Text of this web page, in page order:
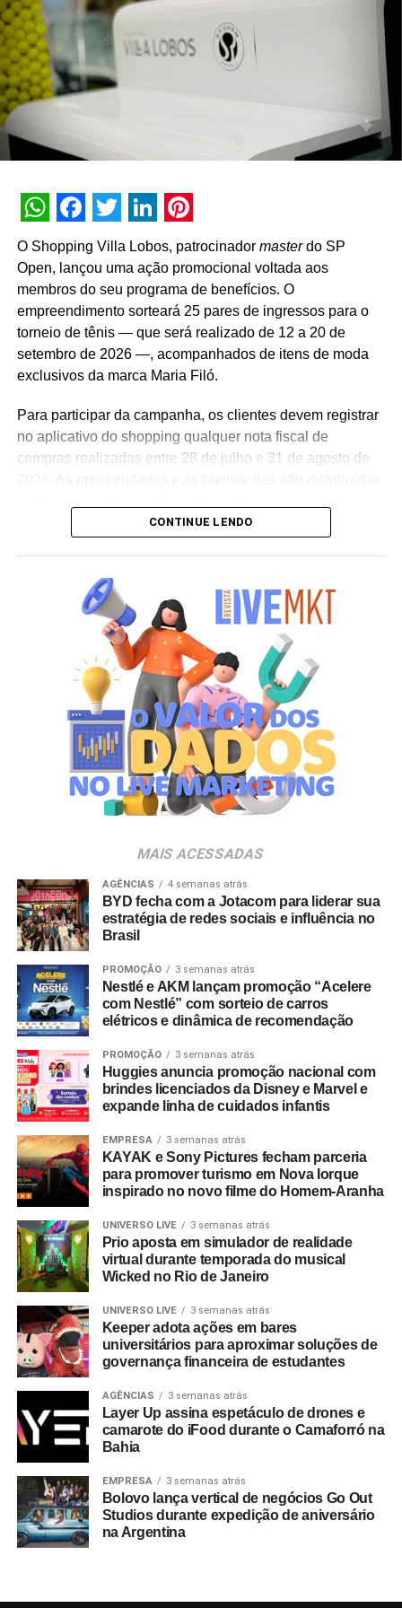
longo prazo com o mercado”, pontua Daniel Salguele,
gerente da Torrefação Cooxupé.
A promoção abrange todas as linhas de produtos da
marca em todo o território nacional. Para concorrer aos
comprovantes fiscais pelo site oficial ou via WhatsApp.
reveladas no momento do cadastro do produto, além da
distribuição de R$ 10 mil toda semana e o sorteio final de
fosse muito mais do que um incentivo de compra. Ela
precisava reforçar os atributos da marca, gerar conversa e
manter o Café Evolutto presente na rotina das pessoas. A
combinação entre mecânica simples, premiações
atrativas, comunicação integrada e a chegada do Edu
Guedes nos permite manter a marca presente na rotina
do consumidor durante todo o período da campanha”,
Cooxupé.
WhatsApp
Facebook
Twitter
LinkedIn
Pinterest
O Shopping Villa Lobos, patrocinador masterdo SP
Open, lançou uma ação promocional voltada aos
membros do seu programa de benefícios. O
empreendimento sorteará 25 pares de ingressos para o
torneio de tênis — que será realizado de 12 a 20 de
setembro de 2026 —, acompanhados de itens de moda
exclusivos da marca Maria Filó.
Para participar da campanha, os clientes devem registrar
no aplicativo do shopping qualquer nota fiscal de
compras realizadas entre 28 de julho e 31 de agosto de
de setembro de 2026. Após a divulgação do resultado
oficial, os vencedores terão até o dia 16 de setembro para
realizar a retirada presencial dos ingressos e brindes no
espaço Villa Atende, localizado no piso G1 do shopping.
“O SP Open é um torneio muito relevante para a cidade e
para essa região. Como estamos no evento de forma tão
profunda, nada mais justo do que proporcionar essa
experiência para alguns dos nossos clientes fiéis”,
destaca Aline Ivanov, gerente de marketing do Shopping
Villa Lobos.
Para ingressar no programa e participar do sorteio, os
Shopping Villa Lobos, efetuar o cadastro e enviar
comprovantes fiscais de qualquer valor. O regulamento
completo está disponível no site do empreendimento.
CONTINUE LENDO
MAIS ACESSADAS
AGÊNCIAS 4 semanas atrás
BYD fecha com a Jotacom para liderar sua
estratégia de redes sociais e influência no
Brasil
PROMOÇÃO 3 semanas atrás
Nestlé e AKM lançam promoção “Acelere
com Nestlé” com sorteio de carros
elétricos e dinâmica de recomendação
PROMOÇÃO 3 semanas atrás
Huggies anuncia promoção nacional com
brindes licenciados da Disney e Marvel e
expande linha de cuidados infantis
EMPRESA 3 semanas atrás
KAYAK e Sony Pictures fecham parceria
para promover turismo em Nova Iorque
inspirado no novo filme do Homem-Aranha
UNIVERSO LIVE 3 semanas atrás
Prio aposta em simulador de realidade
virtual durante temporada do musical
Wicked no Rio de Janeiro
UNIVERSO LIVE 3 semanas atrás
Keeper adota ações em bares
universitários para aproximar soluções de
governança financeira de estudantes
AGÊNCIAS 3 semanas atrás
Layer Up assina espetáculo de drones e
camarote do iFood durante o Camaforró na
Bahia
EMPRESA 3 semanas atrás
Bolovo lança vertical de negócios Go Out
Studios durante expedição de aniversário
na Argentina